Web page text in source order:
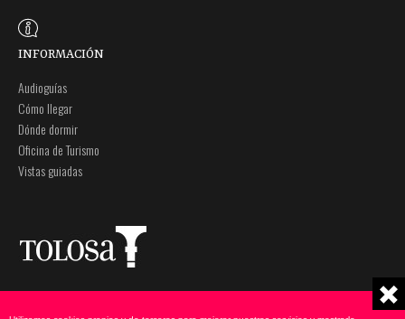
INFORMACIÓN
Audioguías
Cómo llegar
Dónde dormir
Oficina de Turismo
Vistas guiadas
Plaza Zaharra 6Aaa
Nota legal